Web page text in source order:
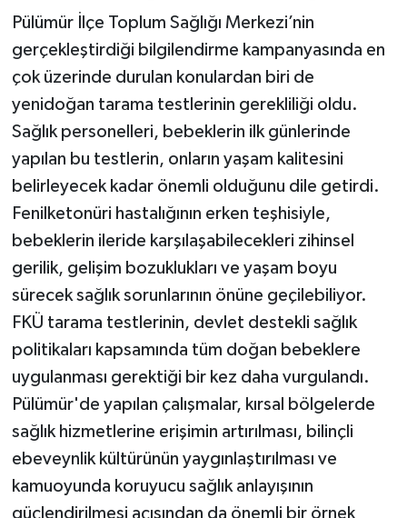
Pülümür İlçe Toplum Sağlığı Merkezi’nin
gerçekleştirdiği bilgilendirme kampanyasında en
çok üzerinde durulan konulardan biri de
yenidoğan tarama testlerinin gerekliliği oldu.
Sağlık personelleri, bebeklerin ilk günlerinde
yapılan bu testlerin, onların yaşam kalitesini
belirleyecek kadar önemli olduğunu dile getirdi.
Fenilketonüri hastalığının erken teşhisiyle,
bebeklerin ileride karşılaşabilecekleri zihinsel
gerilik, gelişim bozuklukları ve yaşam boyu
sürecek sağlık sorunlarının önüne geçilebiliyor.
FKÜ tarama testlerinin, devlet destekli sağlık
politikaları kapsamında tüm doğan bebeklere
uygulanması gerektiği bir kez daha vurgulandı.
Pülümür'de yapılan çalışmalar, kırsal bölgelerde
sağlık hizmetlerine erişimin artırılması, bilinçli
ebeveynlik kültürünün yaygınlaştırılması ve
kamuoyunda koruyucu sağlık anlayışının
güçlendirilmesi açısından da önemli bir örnek